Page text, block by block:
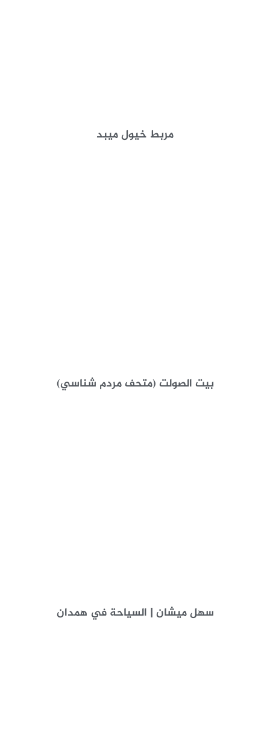
مربط خيول ميبد
بيت الصولت (متحف مردم شناسي)
سهل ميشان | السياحة في همدان